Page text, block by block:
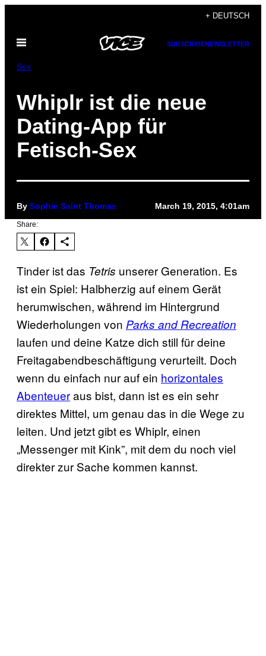
content
+ DEUTSCH
Open
SUBSCRIBENEWSLETTER
Sex
Whiplr ist die neue
Dating-App für
Fetisch-Sex
By Sophie Saint Thomas March 19, 2015, 4:01am
Share:
Tinder ist das Tetris unserer Generation. Es
ist ein Spiel: Halbherzig auf einem Gerät
herumwischen, während im Hintergrund
Wiederholungen von Parks and Recreation
laufen und deine Katze dich still für deine
Freitagabendbeschäftigung verurteilt. Doch
wenn du einfach nur auf ein horizontales
Abenteueraus bist, dann ist es ein sehr
direktes Mittel, um genau das in die Wege zu
leiten. Und jetzt gibt es Whiplr, einen
„Messenger mit Kink”, mit dem du noch viel
direkter zur Sache kommen kannst.